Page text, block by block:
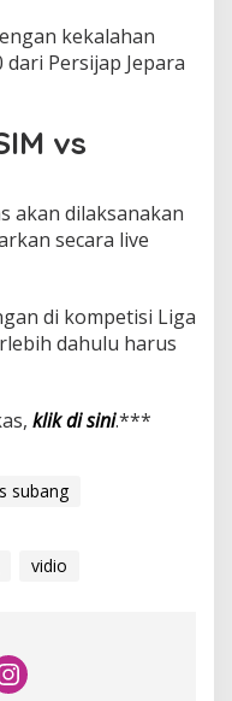
kekalahan
dari Persijap Jepara
vs
akan dilaksanakan
secara live
di kompetisi Liga
dahulu harus
klik di sini.***
subang
vidio